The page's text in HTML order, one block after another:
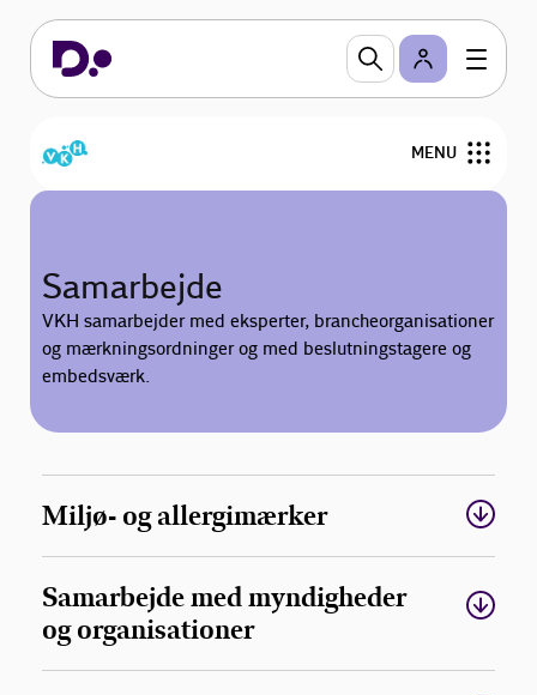
MENU
Cases
Medlemmer
Om VKH
Bliv medlem
Samarbejde
VKH samarbejder med eksperter, brancheorganisationer
og mærkningsordninger og med beslutningstagere og
embedsværk.
Miljø- og allergimærker
Samarbejde med myndigheder
og organisationer